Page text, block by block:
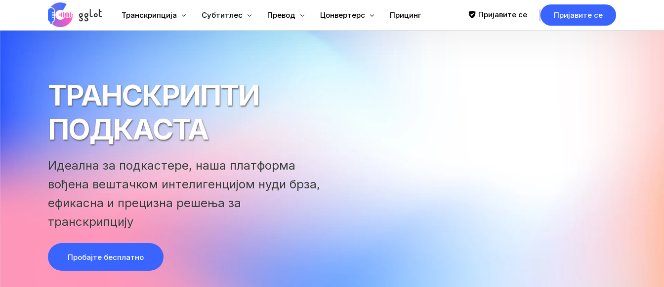
Транскрипција
Преписати ИоуТубе
Састанак Транскрипције
Аудио за текст
Цорпорате Воицеовер
Субтитлес
Цхинесе Субтитлес
АИ Дуббинг
Титле Преводилац
ВТТ Цреатор
Превод Цонвертерс Прицинг Пријавите се Пријавите се
ТРАНСКРИПТИ
ПОДКАСТА
Идеална за подкастере, наша платформа
вођена вештачком интелигенцијом нуди брза,
ефикасна и прецизна решења за
транскрипцију
Пробајте бесплатно